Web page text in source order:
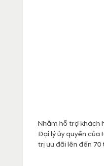
Nhằm hỗ trợ khách
Đại lý ủy quyền của
trị ưu đãi lên đến 70